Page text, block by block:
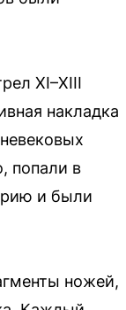
XI–XIII
накладка
попали в
и были
ножей,